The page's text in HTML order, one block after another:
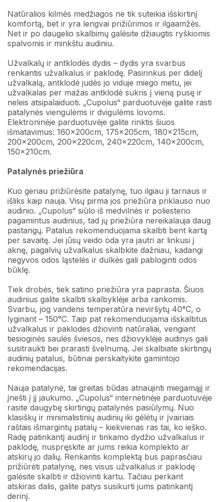
Natūralios kilmės medžiagos ne tik suteikia išskirtinį
komfortą, bet ir yra lengvai prižiūrimos ir ilgaamžės.
Net ir po daugelio skalbimų galėsite džiaugtis ryškiomis
spalvomis ir minkštu audiniu.
Užvalkalų ir antklodės dydis – dydis yra svarbus
renkantis užvalkalus ir paklodę. Pasirinkus per didelį
užvalkalą, antklodė judės jo viduje miego metu, jei
užvalkalas per mažas antklodė sukris į vieną pusę ir
neleis atsipalaiduoti. „Cupolus“ parduotuvėje galite rasti
patalynės viengulėms ir dvigulėms lovoms.
Elektroninėje parduotuvėje galite rinktis šiuos
išmatavimus: 160x200cm, 175x205cm, 180x215cm,
200x200cm, 200x220cm, 240x220cm, 140x200cm,
150x210cm.
Patalynės priežiūra
Kuo geriau prižiūrėsite patalynę, tuo ilgiau ji tarnaus ir
išliks kaip nauja. Visų pirma jos priežiūra priklauso nuo
audinio. „Cupolus“ siūlo iš medvilnės ir poliesterio
pagamintus audinius, tad jų priežiūra nereikalauja daug
pastangų. Patalus rekomenduojama skalbti bent kartą
per savaitę. Jei jūsų veido oda yra jautri ar linkusi į
aknę, pagalvių užvalkalus skalbkite dažniau, kadangi
negyvos odos ląstelės ir dulkės gali pabloginti odos
būklę.
Tiek drobės, tiek satino priežiūra yra paprasta. Šiuos
audinius galite skalbti skalbyklėje arba rankomis.
Svarbu, jog vandens temperatūra neviršytų 40°C, o
lyginant – 150°C. Taip pat rekomenduojama išskalbtus
užvalkalus ir paklodes džiovinti natūraliai, vengiant
tiesioginės saulės šviesos, nes džiovyklėje audinys gali
susitraukti bei prarasti švelnumą. Jei skalbiate skirtingų
audinių patalus, būtinai perskaitykite gamintojo
rekomendacijas.
Nauja patalynė, tai greitas būdas atnaujinti miegamąjį ir
įnešti į jį jaukumo. „Cupolus“ internetinėje parduotuvėje
rasite daugybę skirtingų patalynės pasiūlymų. Nuo
klasiškų ir minimalistinių audinių iki gėlėtų ir įvairiais
raštais išmargintų patalų – kiekvienas ras tai, ko ieško.
Radę patinkantį audinį ir tinkamo dydžio užvalkalus ir
paklodę, nuspręskite ar jums reikia komplekto ar
atskirų jo dalių. Renkantis komplektą bus paprasčiau
prižiūrėti patalynę, nes visus užvalkalus ir paklodę
galėsite skalbti ir džiovinti kartu. Tačiau perkant
atskiras dalis, galite patys susikurti jums patinkantį
derinį.